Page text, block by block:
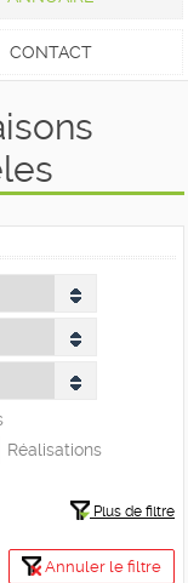
CONTACT
Réalisations
Plus de filtre
Annuler le filtre